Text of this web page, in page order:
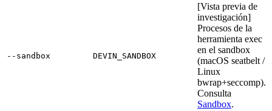
--sandbox DEVIN_SANDBOX
[Vista previa de
investigación]
Procesos de la
herramienta exec
en el sandbox
(macOS seatbelt /
Linux
bwrap+seccomp).
Consulta
Sandbox.